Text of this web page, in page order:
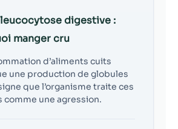
digestive :
manger cru
d’aliments cuits
une production de globules
que l’organisme traite ces
comme une agression.